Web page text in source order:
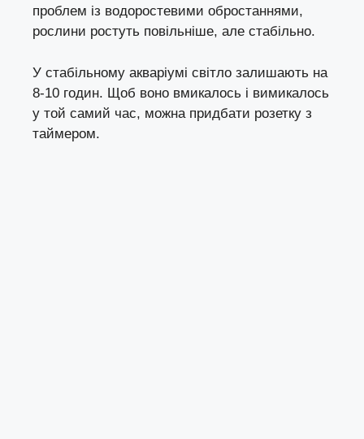
проблем із водоростевими обростаннями,
рослини ростуть повільніше, але стабільно.
У стабільному акваріумі світло залишають на
8-10 годин. Щоб воно вмикалось і вимикалось
у той самий час, можна придбати розетку з
таймером.